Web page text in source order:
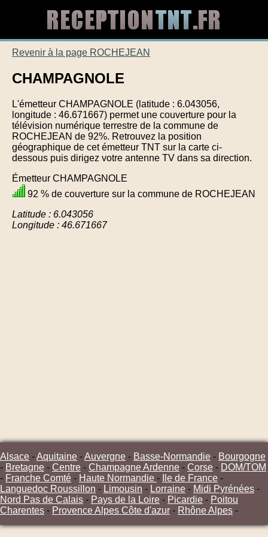
Revenir à la page ROCHEJEAN
CHAMPAGNOLE
L'émetteur CHAMPAGNOLE (latitude : 6.043056,
longitude : 46.671667) permet une couverture pour la
télévision numérique terrestre de la commune de
ROCHEJEAN de 92%. Retrouvez la position
géographique de cet émetteur TNT sur la carte ci-
dessous puis dirigez votre antenne TV dans sa direction.
Émetteur CHAMPAGNOLE
92 % de couverture sur la commune de ROCHEJEAN
Latitude : 6.043056
Longitude : 46.671667
Alsace -Aquitaine -Auvergne - Basse-Normandie - Bourgogne
- Bretagne - Centre - Champagne Ardenne - Corse - DOM/TOM
- Franche Comté - Haute Normandie - Ile de France -
Languedoc Roussillon - Limousin - Lorraine - Midi Pyrénées -
Nord Pas de Calais - Pays de la Loire - Picardie - Poitou
Charentes - Provence Alpes Côte d'azur - Rhône Alpes -